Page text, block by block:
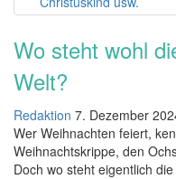
Wo steht wohl
Welt?
Redaktion 7. Dezember
Wer Weihnachten feiert,
Weihnachtskrippe, den
Doch wo steht eigentlich